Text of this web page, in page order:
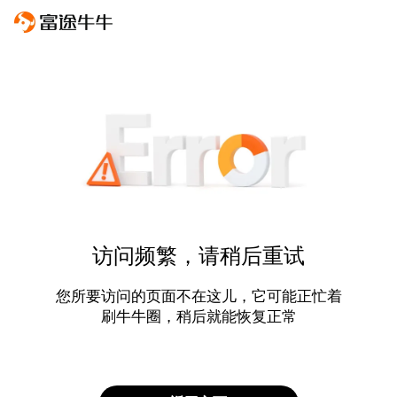
访问频繁，请稍后重试
您所要访问的页面不在这儿，它可能正忙着
刷牛牛圈，稍后就能恢复正常